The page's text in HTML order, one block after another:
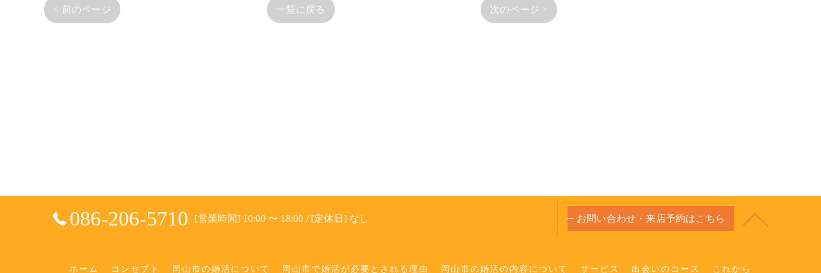
< 前のページ 一覧に戻る 次のページ >
086-206-5710 [営業時間] 10:00 〜 18:00 / [定休日] なし お問い合わせ・来店予約はこちら
ホーム コンセプト 岡山市の婚活について 岡山市で婚活が必要とされる理由 岡山市の婚活の内容について サービス 出会いのコース これから